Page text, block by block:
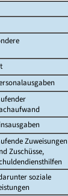
Zuweisungen
Zuschüsse,
soziale